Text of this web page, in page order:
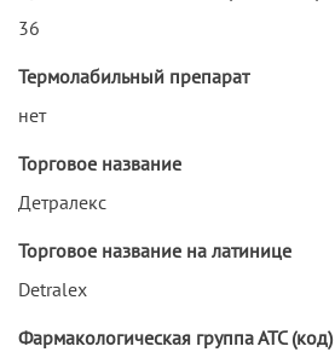
36
Термолабильный препарат
нет
Торговое название
Детралекс
Торговое название на латинице
Detralex
Фармакологическая группа АТС (код)